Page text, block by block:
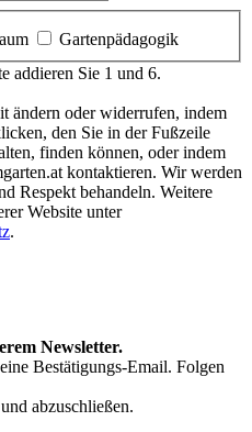
Gartenpädagogik
addieren Sie 1 und 6.
ändern oder widerrufen, indem
den Sie in der Fußzeile
finden können, oder indem
kontaktieren. Wir werden
Respekt behandeln. Weitere
Website unter
.
Newsletter.
Bestätigungs-Email. Folgen
abzuschließen.